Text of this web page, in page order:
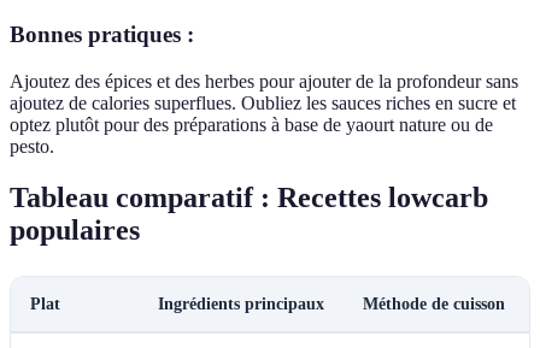
Bonnes pratiques :
Ajoutez des épices et des herbes pour ajouter de la profondeur sans
ajoutez de calories superflues. Oubliez les sauces riches en sucre et
optez plutôt pour des préparations à base de yaourt nature ou de
pesto.
Tableau comparatif : Recettes lowcarb
populaires
Plat Ingrédients principaux Méthode de cuisson